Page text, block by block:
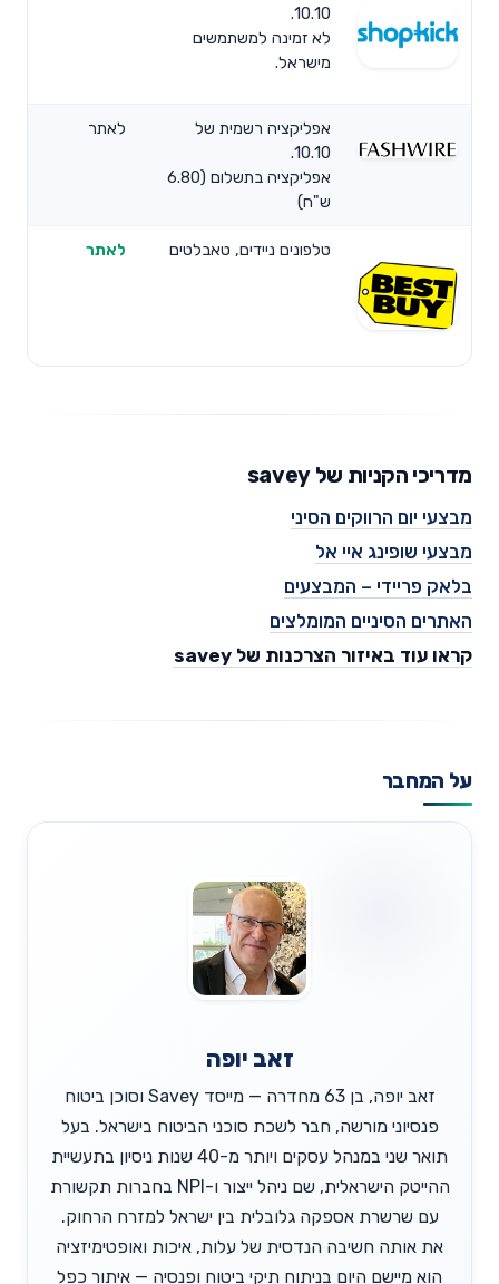
10.10.
לא זמינה למשתמשים
מישראל.
אפליקציה רשמית של
10.10.
אפליקציה בתשלום (6.80
ש"ח)
לאתר
טלפונים ניידים, טאבלטים לאתר
מדריכי הקניות של savey
מבצעי יום הרווקים הסיני
מבצעי שופינג איי אל
בלאק פריידי – המבצעים
האתרים הסיניים המומלצים
קראו עוד באיזור הצרכנות של savey
על המחבר
זאב יופה
זאב יופה, בן 63 מחדרה — מייסד Savey וסוכן ביטוח
פנסיוני מורשה, חבר לשכת סוכני הביטוח בישראל. בעל
תואר שני במנהל עסקים ויותר מ-40 שנות ניסיון בתעשיית
ההייטק הישראלית, שם ניהל ייצור ו-NPI בחברות תקשורת
עם שרשרת אספקה גלובלית בין ישראל למזרח הרחוק.
את אותה חשיבה הנדסית של עלות, איכות ואופטימיזציה
הוא מיישם היום בניתוח תיקי ביטוח ופנסיה — איתור כפל